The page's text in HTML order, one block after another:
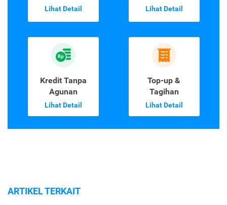
Lihat Detail Lihat Detail
Kredit Tanpa
Agunan
Lihat Detail
Top-up &
Tagihan
Lihat Detail
ARTIKEL TERKAIT